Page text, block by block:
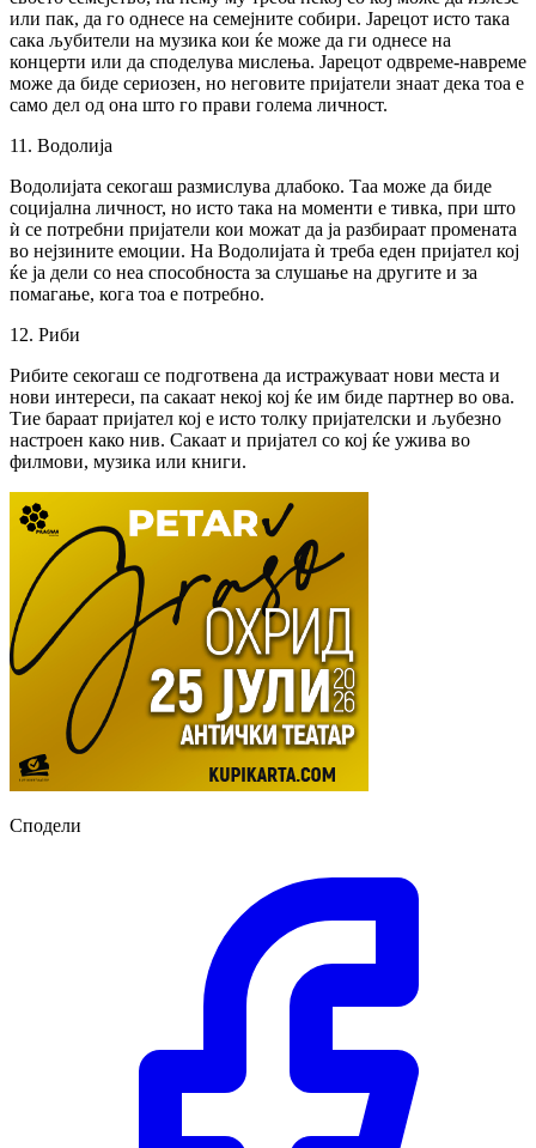
или пак, да го однесе на семејните собири. Јарецот исто така
сака љубители на музика кои ќе може да ги однесе на
концерти или да споделува мислења. Јарецот одвреме-навреме
може да биде сериозен, но неговите пријатели знаат дека тоа е
само дел од она што го прави голема личност.
11. Водолија
Водолијата секогаш размислува длабоко. Таа може да биде
социјална личност, но исто така на моменти е тивка, при што
ѝ се потребни пријатели кои можат да ја разбираат промената
во нејзините емоции. На Водолијата ѝ треба еден пријател кој
ќе ја дели со неа способноста за слушање на другите и за
помагање, кога тоа е потребно.
12. Риби
Рибите секогаш се подготвена да истражуваат нови места и
нови интереси, па сакаат некој кој ќе им биде партнер во ова.
Тие бараат пријател кој е исто толку пријателски и љубезно
настроен како нив. Сакаат и пријател со кој ќе ужива во
филмови, музика или книги.
Сподели